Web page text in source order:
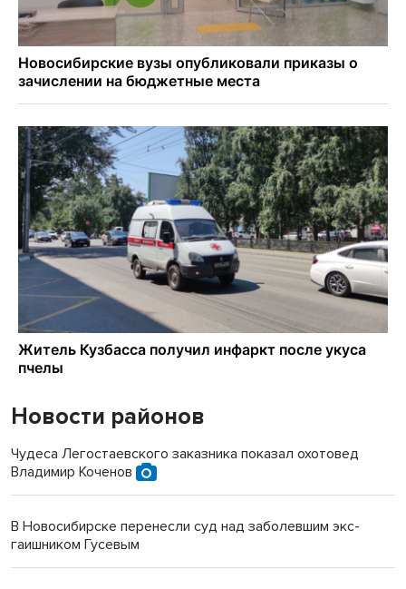
Новости районов
Чудеса Легостаевского заказника показал охотовед
Владимир Коченов
В Новосибирске перенесли суд над заболевшим экс-
гаишником Гусевым